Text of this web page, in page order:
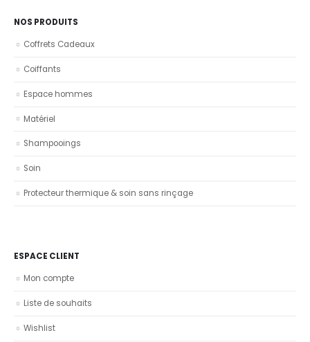
NOS PRODUITS
Coffrets Cadeaux
Coiffants
Espace hommes
Matériel
Shampooings
Soin
Protecteur thermique & soin sans rinçage
ESPACE CLIENT
Mon compte
Liste de souhaits
Wishlist